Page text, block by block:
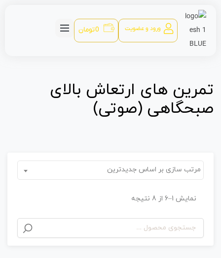
ورود و عضویت 0 تومان
تمرین های ارتعاش بالای
صبحگاهی (صوتی)
مرتب سازی بر اساس جدیدترین
نمایش 1–6 از 8 نتیجه